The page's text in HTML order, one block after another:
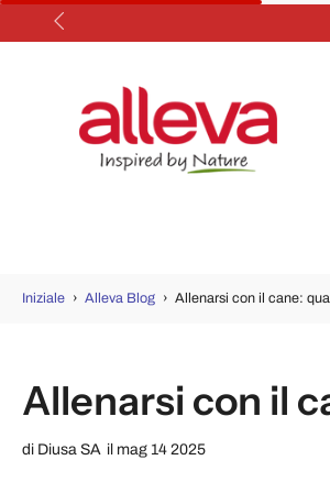
Salta
Iniziale › Alleva Blog › Allenarsi con il cane:
Allenarsi con il
di Diusa SA il mag 14 2025